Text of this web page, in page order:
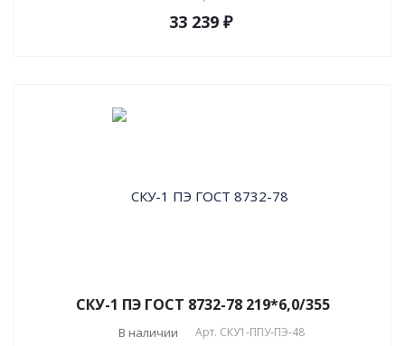
33 239 ₽
СКУ-1 ПЭ ГОСТ 8732-78 219*6,0/355
В наличии Арт. СКУ1-ППУ-ПЭ-48